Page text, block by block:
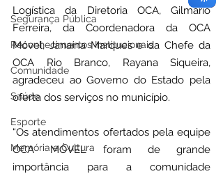
Segurança Pública
Reconhecimentos Institucionais
Comunidade
Saúde
Esporte
Memória e Cultura
Logística da Diretoria OCA, Gilmario
Ferreira, da Coordenadora da OCA
Móvel, Janaína Marques e da Chefe da
OCA Rio Branco, Rayana Siqueira,
agradeceu ao Governo do Estado pela
oferta dos serviços no município.
“Os atendimentos ofertados pela equipe
OCA MÓVEL foram de grande
importância para a comunidade